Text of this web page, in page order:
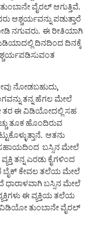
ವೈರಲ್ ಆಗುತ್ತಿವೆ.
ಆಶ್ಚರ್ಯವನ್ನು ಪಡುತ್ತಾರೆ
ನಗುವರು. ಈ ರೀತಿಯಾಗಿ
ದಿನದಿಂದ ದಿನಕ್ಕೆ
ನೋಡಬಹುದು,
ತನ್ನ ಹೆಗಲ ಮೇಲೆ
ತರ ಈ ವಿಡಿಯೋದಲ್ಲಿ ಸಹ
ತೂಕ ಹೊಂದಿರುವ
ಆತನು
ಬಸ್ಸಿನ ಮೇಲೆ
ತನ್ನ ಎರಡು ಕೈಗಳಿಂದ
ಬೈಕ್ ಕೇವಲ ತಲೆಯ ಮೇಲೆ
ಧಾರಾಳವಾಗಿ ಬಸ್ಸಿನ ಮೇಲೆ
ಈ ವ್ಯಕ್ತಿಯ ತಲೆಯ
ಈ ವಿಡಿಯೋ ತುಂಬಾನೇ ವೈರಲ್